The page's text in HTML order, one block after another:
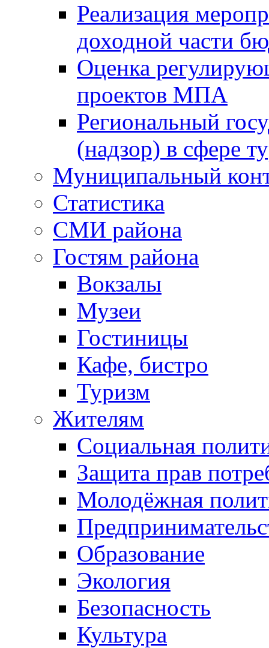
Реализация
доходной части
Оценка
проектов МПА
Региональный
(надзор) в сфере
Муниципальный
Статистика
СМИ района
Гостям района
Вокзалы
Музеи
Гостиницы
Кафе, бистро
Туризм
Жителям
Социальная
Защита прав
Молодёжная
Образование
Экология
Безопасность
Культура